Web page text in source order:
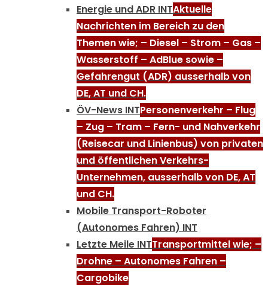
Energie und ADR INTAktuelle
Nachrichten im Bereich zu den
Themen wie; – Diesel – Strom – Gas –
Wasserstoff – AdBlue sowie –
Gefahrengut (ADR) ausserhalb von
DE, AT und CH.
ÖV-News INTPersonenverkehr – Flug
– Zug – Tram – Fern- und Nahverkehr
(Reisecar und Linienbus) von privaten
und öffentlichen Verkehrs-
Unternehmen, ausserhalb von DE, AT
und CH.
Mobile Transport-Roboter
(Autonomes Fahren) INT
Letzte Meile INTTransportmittel wie; –
Drohne – Autonomes Fahren –
Cargobike